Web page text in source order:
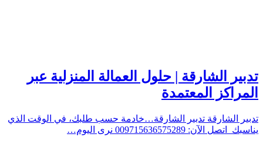
تدبير الشارقة | حلول العمالة المنزلية عبر
المراكز المعتمدة
تدبير الشارقة تدبير الشارقة…خادمة حسب طلبك، في الوقت الذي
يناسبك اتصل الآن: 009715636575289 نرى اليوم…